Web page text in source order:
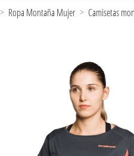
Ropa Montaña Mujer Camisetas